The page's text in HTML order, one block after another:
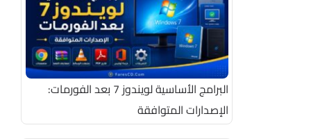
البرامج الأساسية لويندوز 7 بعد الفورمات:
الإصدارات المتوافقة